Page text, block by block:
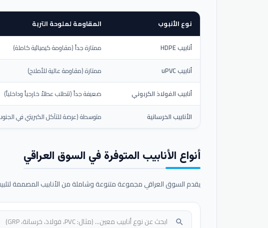
نوع الأنبوب المقاومة لملوحة التربة
أنابيب HDPE ممتازة جداً (مقاومة كيميائية كاملة)
أنابيب uPVC
ممتازة (مقاومة عالية للأملاح)
أنابيب الفولاذ الكربوني
ضعيفة جداً (تتطلب عطلاً خارجياً وداخلياً)
الأنابيب الخرسانية
متوسطة (عرضة للتآكل الكبريتي في
أنواع الأنابيب المتوفرة في السوق العراقي
يقدم السوق العراقي مجموعة متنوعة وشاملة من الأنابيب المصممة
search